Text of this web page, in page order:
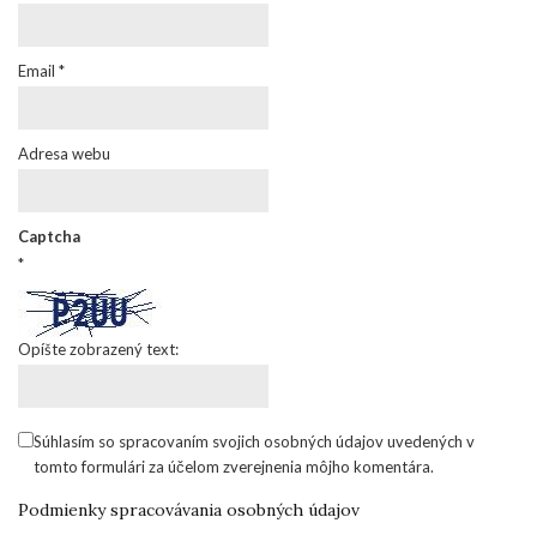
Email *
Adresa webu
Captcha
*
Opíšte zobrazený text:
Súhlasím so spracovaním svojich osobných údajov uvedených v
tomto formulári za účelom zverejnenia môjho komentára.
Podmienky spracovávania osobných údajov